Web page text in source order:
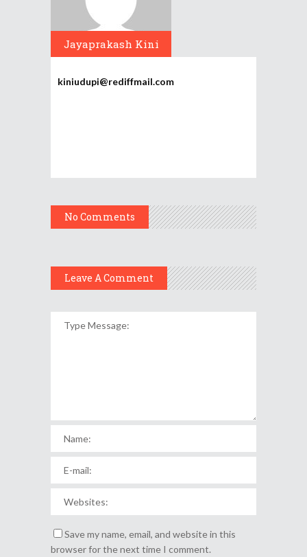
Jayaprakash Kini
kiniudupi@rediffmail.com
No Comments
Leave A Comment
Save my name, email, and website in this
browser for the next time I comment.